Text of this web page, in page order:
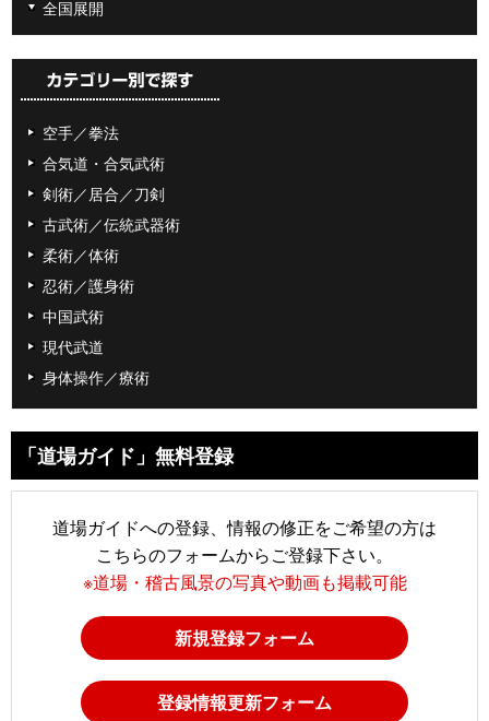
全国展開
空手／拳法
合気道・合気武術
剣術／居合／刀剣
古武術／伝統武器術
柔術／体術
忍術／護身術
中国武術
現代武道
身体操作／療術
「道場ガイド」無料登録
道場ガイドへの登録、情報の修正をご希望の方は
こちらのフォームからご登録下さい。
※道場・稽古風景の写真や動画も掲載可能
新規登録フォーム
登録情報更新フォーム